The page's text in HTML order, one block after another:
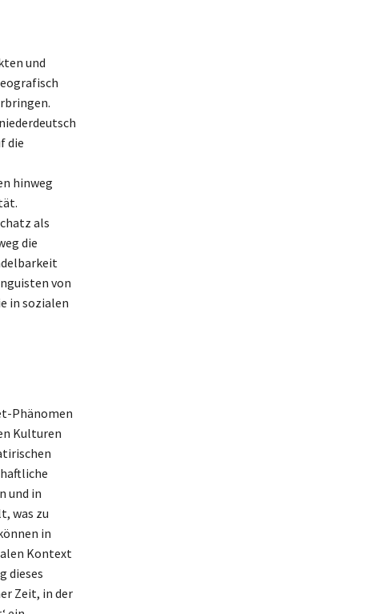
und
die
hinweg
als
die
von
in sozialen
Phänomen
Kulturen
und in
was zu
in
Kontext
dieses
Zeit, in der